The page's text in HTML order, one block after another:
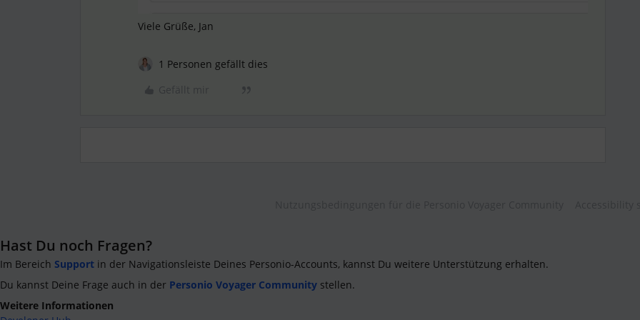
Viele Grüße, Jan
1 Personen gefällt dies
Hast Du noch Fragen?
Im Bereich Support in der Navigationsleiste Deines Personio-Accounts, kannst Du weitere Unterstützung erhalten.
Du kannst Deine Frage auch in der Personio Voyager Community stellen.
Weitere Informationen